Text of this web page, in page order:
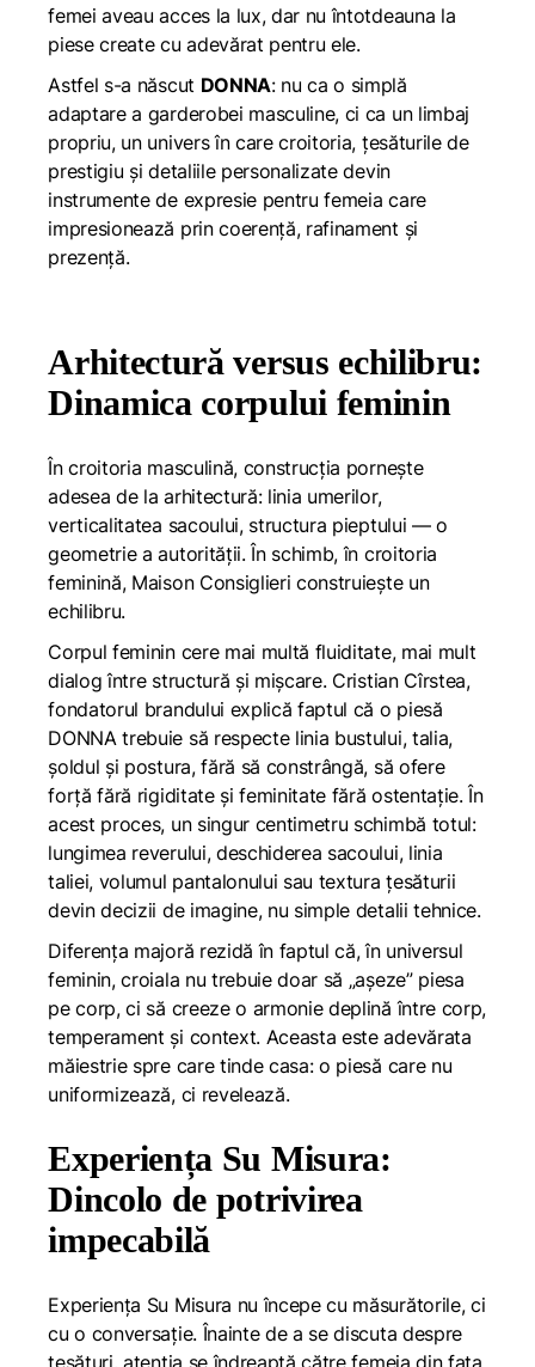
femei aveau acces la lux, dar nu întotdeauna la
piese create cu adevărat pentru ele.
Astfel s-a născut DONNA: nu ca o simplă
adaptare a garderobei masculine, ci ca un limbaj
propriu, un univers în care croitoria, țesăturile de
prestigiu și detaliile personalizate devin
instrumente de expresie pentru femeia care
impresionează prin coerență, rafinament și
prezență.
Arhitectură versus echilibru:
Dinamica corpului feminin
În croitoria masculină, construcția pornește
adesea de la arhitectură: linia umerilor,
verticalitatea sacoului, structura pieptului — o
geometrie a autorității. În schimb, în croitoria
feminină, Maison Consiglieri construiește un
echilibru.
Corpul feminin cere mai multă fluiditate, mai mult
dialog între structură și mișcare. Cristian Cîrstea,
fondatorul brandului explică faptul că o piesă
DONNA trebuie să respecte linia bustului, talia,
șoldul și postura, fără să constrângă, să ofere
forță fără rigiditate și feminitate fără ostentație. În
acest proces, un singur centimetru schimbă totul:
lungimea reverului, deschiderea sacoului, linia
taliei, volumul pantalonului sau textura țesăturii
devin decizii de imagine, nu simple detalii tehnice.
Diferența majoră rezidă în faptul că, în universul
feminin, croiala nu trebuie doar să „așeze” piesa
pe corp, ci să creeze o armonie deplină între corp,
temperament și context. Aceasta este adevărata
măiestrie spre care tinde casa: o piesă care nu
uniformizează, ci revelează.
Experiența Su Misura:
Dincolo de potrivirea
impecabilă
Experiența Su Misura nu începe cu măsurătorile, ci
cu o conversație. Înainte de a se discuta despre
țesături, atenția se îndreaptă către femeia din fața